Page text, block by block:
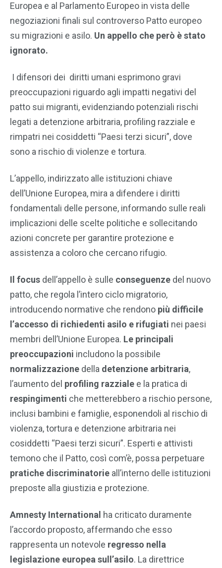
Europea e al Parlamento Europeo in vista delle
negoziazioni finali sul controverso Patto europeo
su migrazioni e asilo. Un appello che però è stato
ignorato.
I difensori dei diritti umani esprimono gravi
preoccupazioni riguardo agli impatti negativi del
patto sui migranti, evidenziando potenziali rischi
legati a detenzione arbitraria, profiling razziale e
rimpatri nei cosiddetti “Paesi terzi sicuri”, dove
sono a rischio di violenze e tortura.
L’appello, indirizzato alle istituzioni chiave
dell’Unione Europea, mira a difendere i diritti
fondamentali delle persone, informando sulle reali
implicazioni delle scelte politiche e sollecitando
azioni concrete per garantire protezione e
assistenza a coloro che cercano rifugio.
Il focus dell’appello è sulle conseguenze del nuovo
patto, che regola l’intero ciclo migratorio,
introducendo normative che rendono più difficile
l’accesso di richiedenti asilo e rifugiati nei paesi
membri dell’Unione Europea. Le principali
preoccupazioni includono la possibile
normalizzazione della detenzione arbitraria,
l’aumento del profiling razziale e la pratica di
respingimenti che metterebbero a rischio persone,
inclusi bambini e famiglie, esponendoli al rischio di
violenza, tortura e detenzione arbitraria nei
cosiddetti “Paesi terzi sicuri”. Esperti e attivisti
temono che il Patto, così com’è, possa perpetuare
pratiche discriminatorie all’interno delle istituzioni
preposte alla giustizia e protezione.
Amnesty International ha criticato duramente
l’accordo proposto, affermando che esso
rappresenta un notevole regresso nella
legislazione europea sull’asilo. La direttrice